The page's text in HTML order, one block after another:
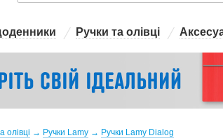
Ручки та олівці
олівці → Ручки Lamy → Ручки Lamy Dialog